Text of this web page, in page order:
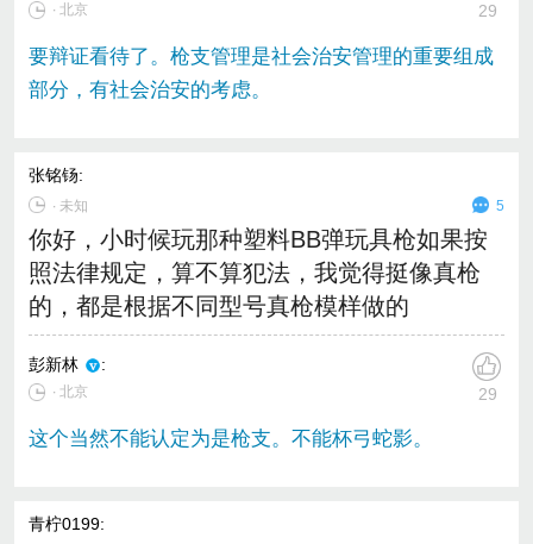
∙ 北京 29
要辩证看待了。枪支管理是社会治安管理的重要组成
部分，有社会治安的考虑。
张铭钖:
∙ 未知 5
你好，小时候玩那种塑料BB弹玩具枪如果按
照法律规定，算不算犯法，我觉得挺像真枪
的，都是根据不同型号真枪模样做的
彭新林 :
∙ 北京 29
这个当然不能认定为是枪支。不能杯弓蛇影。
青柠0199: